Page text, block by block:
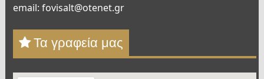
email: fovisalt@otenet.gr
Τα γραφεία μας